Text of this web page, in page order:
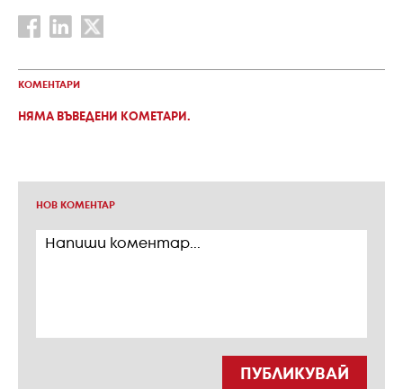
КОМЕНТАРИ
НЯМА ВЪВЕДЕНИ КОМЕТАРИ.
НОВ КОМЕНТАР
ПУБЛИКУВАЙ